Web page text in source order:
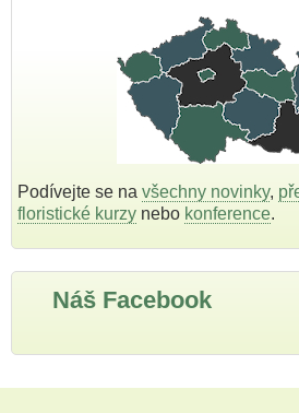
Podívejte se na všechny novinky,
floristické kurzy nebo konference.
Náš Facebook